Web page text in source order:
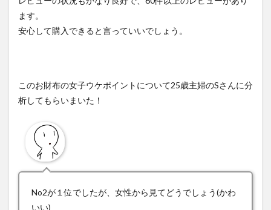
ます。
安心して購入できると言っていいでしょう。
このお財布の女子ウケポイントについて25歳主婦のSさんに分
析してもらいまいた！
No2が１位でしたが、女性から見てどうでしょう(かわ
いい)